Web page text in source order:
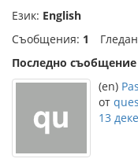
Език: English
Съобщения: 1
Последно съобщение
(en)
от
13